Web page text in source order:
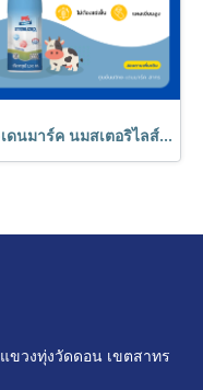
ไทย-เดนมาร์ค นมสเตอริไลส์ 1000 ml
แขวงทุ่งวัดดอน เขตสาทร